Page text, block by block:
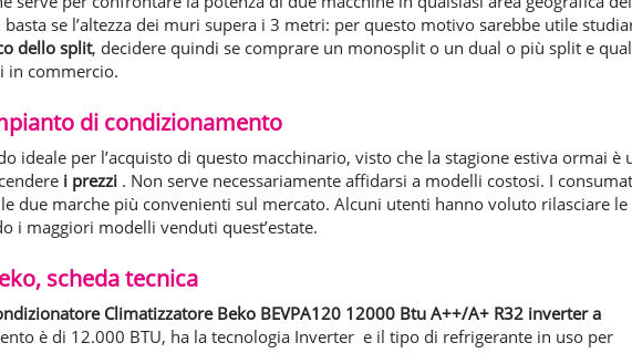
se l’altezza dei muri supera i 3 metri: per questo motivo sarebbe utile
dello split, decidere quindi se comprare un monosplit o un dual o più split e
in commercio.
di condizionamento
ideale per l’acquisto di questo macchinario, visto che la stagione estiva ormai è
i prezzi . Non serve necessariamente affidarsi a modelli costosi. I
due marche più convenienti sul mercato. Alcuni utenti hanno voluto rilasciare le
i maggiori modelli venduti quest’estate.
scheda tecnica
Climatizzatore Beko BEVPA120 12000 Btu A++/A+ R32 inverter a
è di 12.000 BTU, ha la tecnologia Inverter e il tipo di refrigerante in uso per